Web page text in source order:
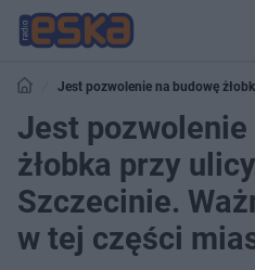
Jest pozwolenie na budowę
Ważna inwestycja w tej części miasta
Jest pozwolenie
żłobka przy
Szczecinie.
w tej części